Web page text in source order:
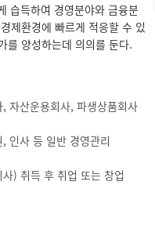
습득하여 경영분야와 금융분
제환경에 빠르게 적응할 수 있
를 양성하는데 의의를 둔다.
자산운용회사, 파생상품회사
인사 등 일반 경영관리
) 취득 후 취업 또는 창업